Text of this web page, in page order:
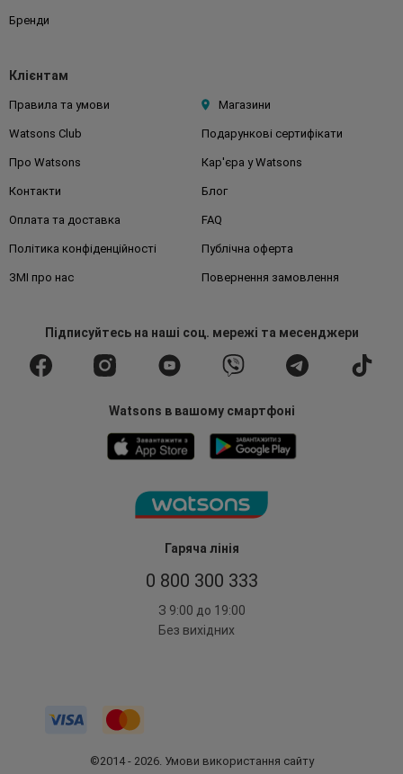
Гаряча лінія
0 800 300 333
З 9:00 до 19:00
Без вихідних
Бренди
Клієнтам
Правила та умови Магазини
Watsons Club Подарункові сертифікати
Про Watsons Кар'єра у Watsons
Контакти Блог
Оплата та доставка FAQ
Політика конфіденційності Публічна оферта
ЗМІ про нас Повернення замовлення
Підписуйтесьна наші соц. мережі та месенджери
Watsons в вашому смартфоні
©2014 - 2026. Умови використання сайту